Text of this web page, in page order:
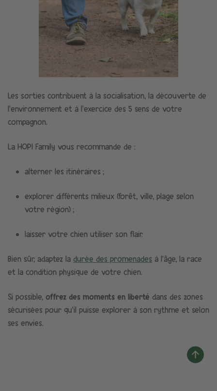
Les sorties contribuent à la socialisation, la découverte de
l’environnement et à l’exercice des 5 sens de votre
compagnon.
La HOPI Family vous recommande de :
alterner les itinéraires ;
explorer différents milieux (forêt, ville, plage selon
votre région) ;
laisser votre chien utiliser son flair.​
Bien sûr, adaptez la durée des promenades à l’âge, la race
et la condition physique de votre chien.​
Si possible, offrez des moments en liberté dans des zones
sécurisées pour qu’il puisse explorer à son rythme et selon
ses envies.